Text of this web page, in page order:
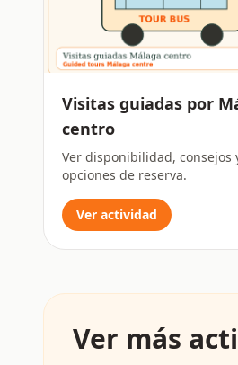
Visitas guiadas por
centro
Ver disponibilidad, consejos
opciones de reserva.
Ver actividad
Ver más